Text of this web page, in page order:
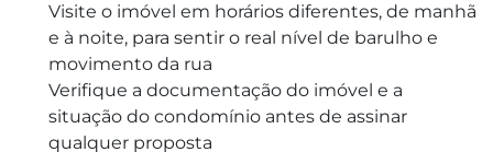
Visite o imóvel em horários diferentes, de manhã
e à noite, para sentir o real nível de barulho e
movimento da rua
Verifique a documentação do imóvel e a
situação do condomínio antes de assinar
qualquer proposta